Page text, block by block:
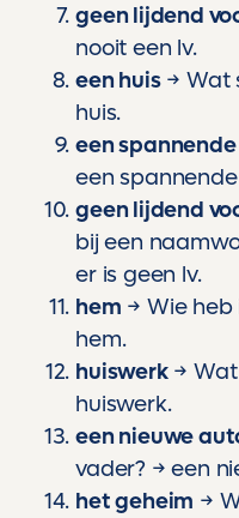
geen lijdend
nooit een lv.
een huis→ Wat
huis.
een
een
geen lijdend
bij een
er is geen lv.
hem → Wie heb
hem.
huiswerk→ Wat
huiswerk.
een nieuwe
vader? → een
het geheim →